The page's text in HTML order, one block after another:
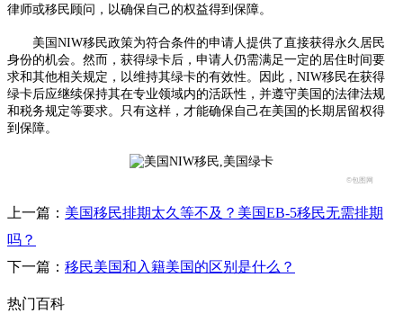
律师或移民顾问，以确保自己的权益得到保障。
美国NIW移民政策为符合条件的申请人提供了直接获得永久居民
身份的机会。然而，获得绿卡后，申请人仍需满足一定的居住时间要
求和其他相关规定，以维持其绿卡的有效性。因此，NIW移民在获得
绿卡后应继续保持其在专业领域内的活跃性，并遵守美国的法律法规
和税务规定等要求。只有这样，才能确保自己在美国的长期居留权得
到保障。
©包图网
上一篇： 美国移民排期太久等不及？美国EB-5移民无需排期
吗？
下一篇： 移民美国和入籍美国的区别是什么？
热门百科